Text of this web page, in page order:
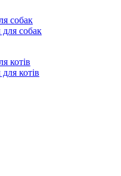
собак
собак
котів
котів